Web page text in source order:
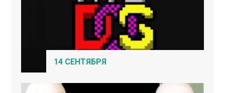
14 СЕНТЯБРЯ